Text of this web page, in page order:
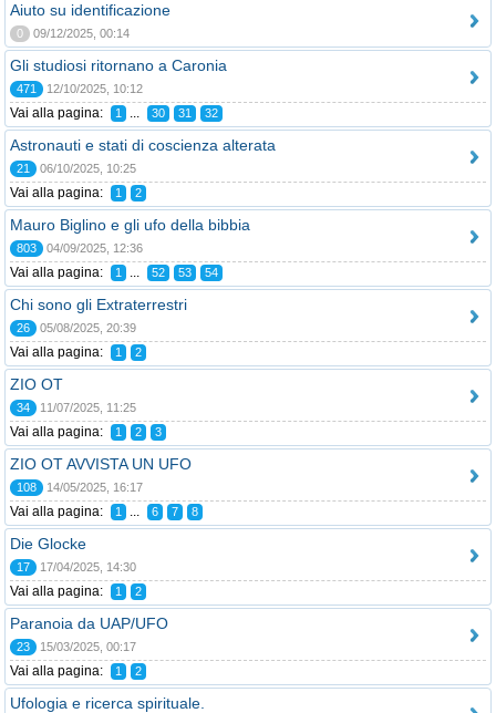
Aiuto su identificazione
0 09/12/2025, 00:14
Gli studiosi ritornano a Caronia
471 12/10/2025, 10:12
Vai alla pagina: 1 ... 30 31 32
Astronauti e stati di coscienza alterata
21 06/10/2025, 10:25
Vai alla pagina: 1 2
Mauro Biglino e gli ufo della bibbia
803 04/09/2025, 12:36
Vai alla pagina: 1 ... 52 53 54
Chi sono gli Extraterrestri
26 05/08/2025, 20:39
Vai alla pagina: 1 2
ZIO OT
34 11/07/2025, 11:25
Vai alla pagina: 1 2 3
ZIO OT AVVISTA UN UFO
108 14/05/2025, 16:17
Vai alla pagina: 1 ... 6 7 8
Die Glocke
17 17/04/2025, 14:30
Vai alla pagina: 1 2
Paranoia da UAP/UFO
23 15/03/2025, 00:17
Vai alla pagina: 1 2
Ufologia e ricerca spirituale.